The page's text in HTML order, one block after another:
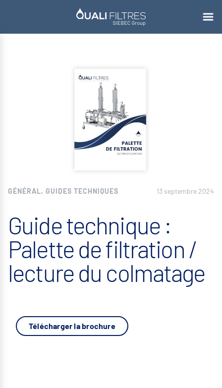
GÉNÉRAL, GUIDES TECHNIQUES 13 septembre 2024
Guide technique :
Palette de filtration /
lecture du colmatage
Télécharger la brochure